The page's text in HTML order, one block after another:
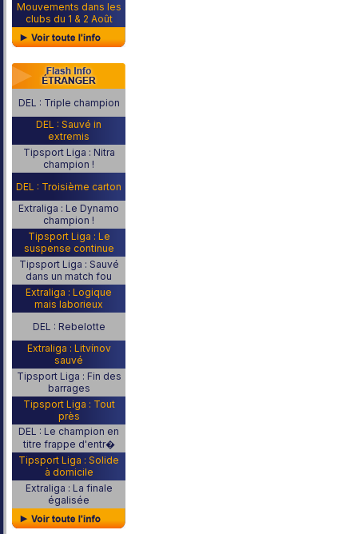
Mouvements dans les
clubs du 1 & 2 Août
DEL : Triple champion
DEL : Sauvé in
extremis
Tipsport Liga : Nitra
champion !
DEL : Troisième carton
Extraliga : Le Dynamo
champion !
Tipsport Liga : Le
suspense continue
Tipsport Liga : Sauvé
dans un match fou
Extraliga : Logique
mais laborieux
DEL : Rebelotte
Extraliga : Litvínov
sauvé
Tipsport Liga : Fin des
barrages
Tipsport Liga : Tout
près
DEL : Le champion en
titre frappe d'entr�
Tipsport Liga : Solide
à domicile
Extraliga : La finale
égalisée